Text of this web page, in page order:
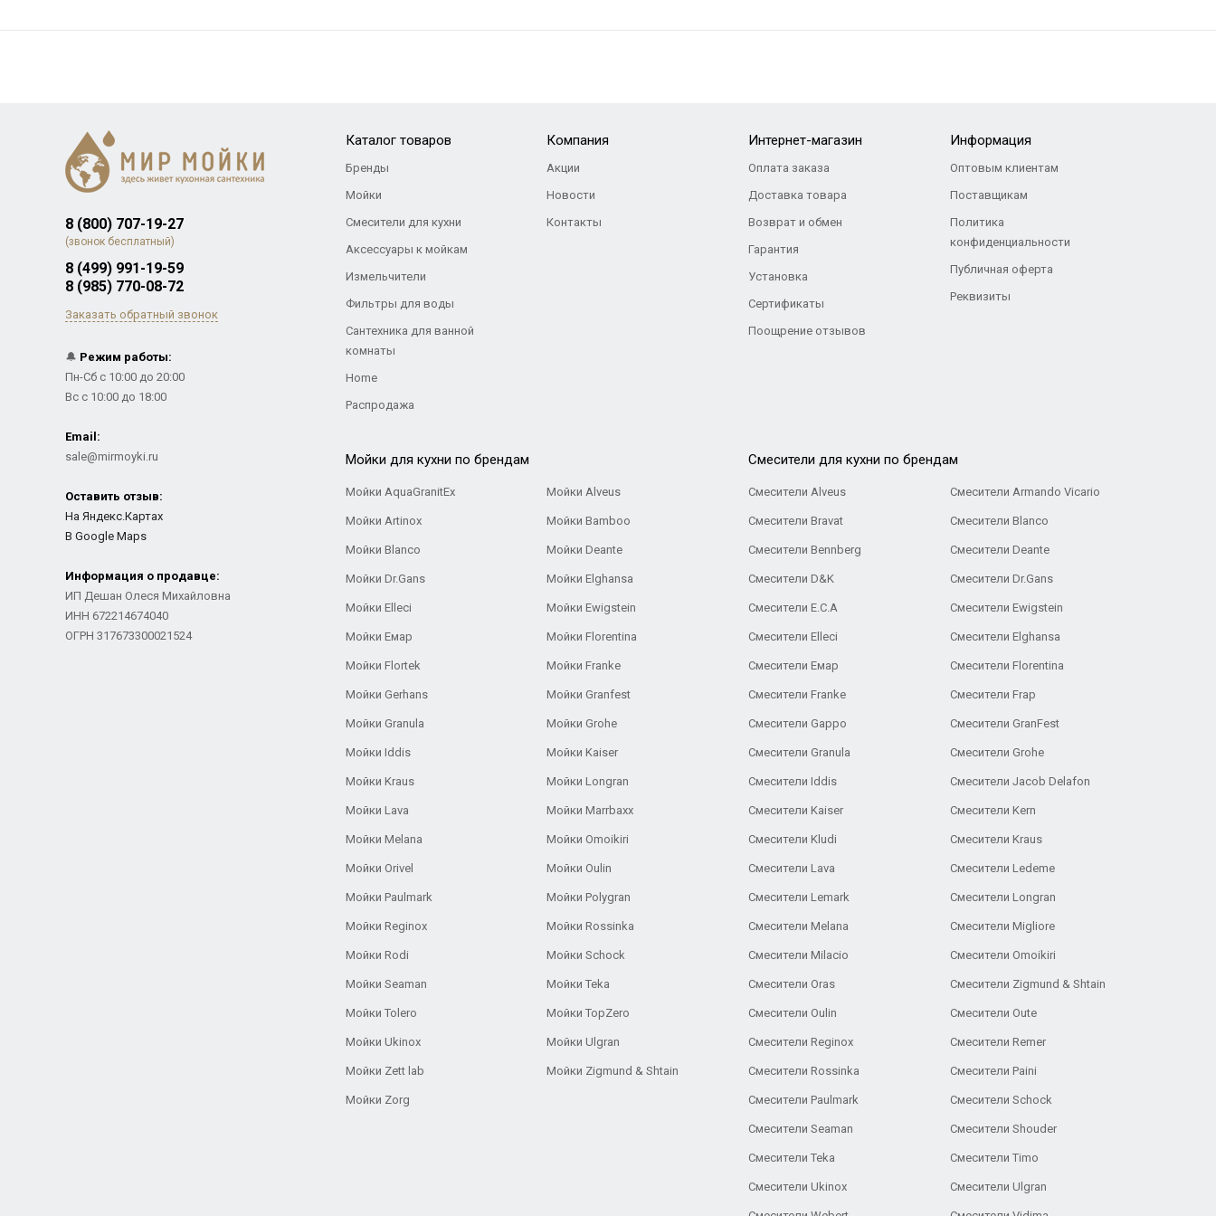
8 (800) 707-19-27
(звонок бесплатный)
8 (499) 991-19-59
8 (985) 770-08-72
Заказать обратный звонок
🔔 Режим работы:
Пн-Сб с 10:00 до 20:00
Вс с 10:00 до 18:00
Email:
sale@mirmoyki.ru
Оставить отзыв:
На Яндекс.Картах
В Google Maps
Информация о продавце:
ИП Дешан Олеся Михайловна
ИНН 672214674040
ОГРН 317673300021524
Каталог товаров
Бренды
Мойки
Смесители для кухни
Аксессуары к мойкам
Измельчители
Фильтры для воды
Сантехника для ванной
комнаты
Home
Распродажа
Компания
Акции
Новости
Контакты
Интернет-магазин
Оплата заказа
Доставка товара
Возврат и обмен
Гарантия
Установка
Сертификаты
Поощрение отзывов
Информация
Оптовым клиентам
Поставщикам
Политика
конфиденциальности
Публичная оферта
Реквизиты
Мойки для кухни по брендам
Мойки AquaGranitEx Мойки Alveus
Мойки Artinox Мойки Bamboo
Мойки Blanco Мойки Deante
Мойки Dr.Gans Мойки Elghansa
Мойки Elleci Мойки Ewigstein
Мойки Емар Мойки Florentina
Мойки Flortek Мойки Franke
Мойки Gerhans Мойки Granfest
Мойки Granula Мойки Grohe
Мойки Iddis Мойки Kaiser
Мойки Kraus Мойки Longran
Мойки Lava Мойки Marrbaxx
Мойки Melana Мойки Omoikiri
Мойки Orivel Мойки Oulin
Мойки Paulmark Мойки Polygran
Мойки Reginox Мойки Rossinka
Мойки Rodi Мойки Schock
Мойки Seaman Мойки Teka
Мойки Tolero Мойки TopZero
Мойки Ukinox Мойки Ulgran
Мойки Zett lab Мойки Zigmund & Shtain
Мойки Zorg
Cмесители для кухни по брендам
Смесители Alveus Смесители Armando Vicario
Смесители Bravat Смесители Blanco
Смесители Bennberg Смесители Deante
Смесители D&K Смесители Dr.Gans
Смесители E.C.A Cмесители Ewigstein
Смесители Elleci Смесители Elghansa
Смесители Емар Смесители Florentina
Смесители Franke Смесители Frap
Смесители Gappo Смесители GranFest
Смесители Granula Смесители Grohe
Смесители Iddis Смесители Jacob Delafon
Смесители Kaiser Смесители Kern
Смесители Kludi Смесители Kraus
Смесители Lava Смесители Ledeme
Смесители Lemark Смесители Longran
Смесители Melana Смесители Migliore
Смесители Milacio Смесители Omoikiri
Смесители Oras Смесители Zigmund & Shtain
Смесители Oulin Смесители Oute
Смесители Reginox Смесители Remer
Смесители Rossinka Смесители Paini
Смесители Paulmark Смесители Schock
Смесители Seaman Смесители Shouder
Смесители Teka Смесители Timo
Смесители Ukinox Смесители Ulgran